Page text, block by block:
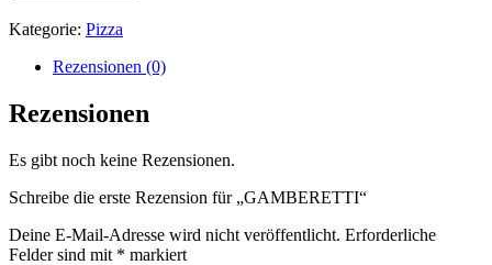
Kategorie: Pizza
Rezensionen (0)
Rezensionen
Es gibt noch keine Rezensionen.
Schreibe die erste Rezension für „GAMBERETTI“
Deine E-Mail-Adresse wird nicht veröffentlicht. Erforderliche
Felder sind mit * markiert